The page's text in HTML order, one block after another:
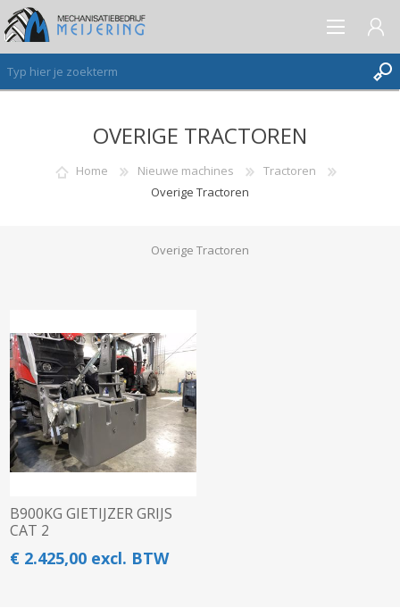
AANMELDEN ALS NIEUWE KLANT
INLOGGEN
OVERIGE TRACTOREN
Home Nieuwe machines
Tractoren
Overige Tractoren
Overige Tractoren
B900KG GIETIJZER GRIJS
CAT 2
€ 2.425,00 excl. BTW